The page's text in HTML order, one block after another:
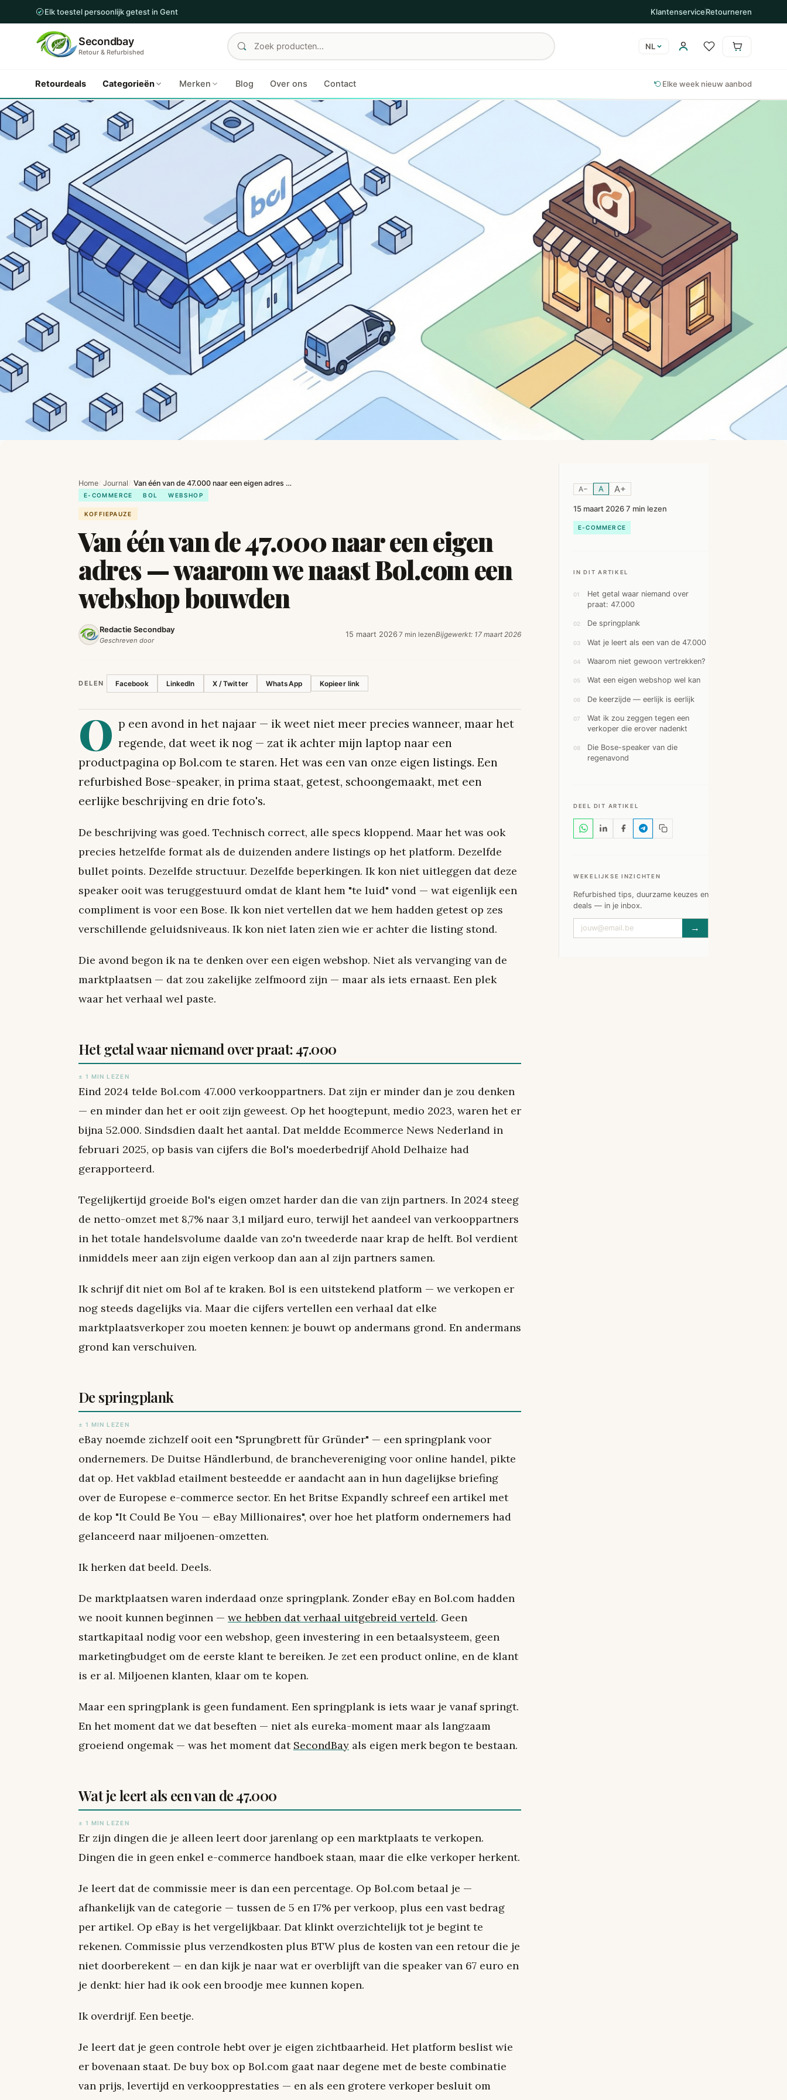
Elk toestel persoonlijk getest in Gent KlantenserviceRetourneren
Secondbay
Retour & Refurbished
NL
Winkelwagen is leeg
Retourdeals Categorieën Merken Blog Over ons Contact Elke week nieuw aanbod
Home Journal Van één van de 47.000 naar een eigen adres — waarom we naast Bol.com een webshop bouwden
E-COMMERCE BOL WEBSHOP
KOFFIEPAUZE
Van één van de 47.000 naar een eigen
adres — waarom we naast Bol.com een
webshop bouwden
Redactie Secondbay
Geschreven door
15 maart 2026 7 min lezenBijgewerkt: 17 maart 2026
DELEN Facebook LinkedIn X / Twitter WhatsApp Kopieer link
O p een avond in het najaar — ik weet niet meer precies wanneer, maar het
regende, dat weet ik nog — zat ik achter mijn laptop naar een
productpagina op Bol.com te staren. Het was een van onze eigen listings. Een
refurbished Bose-speaker, in prima staat, getest, schoongemaakt, met een
eerlijke beschrijving en drie foto's.
De beschrijving was goed. Technisch correct, alle specs kloppend. Maar het was ook
precies hetzelfde format als de duizenden andere listings op het platform. Dezelfde
bullet points. Dezelfde structuur. Dezelfde beperkingen. Ik kon niet uitleggen dat deze
speaker ooit was teruggestuurd omdat de klant hem "te luid" vond — wat eigenlijk een
compliment is voor een Bose. Ik kon niet vertellen dat we hem hadden getest op zes
verschillende geluidsniveaus. Ik kon niet laten zien wie er achter die listing stond.
Die avond begon ik na te denken over een eigen webshop. Niet als vervanging van de
marktplaatsen — dat zou zakelijke zelfmoord zijn — maar als iets ernaast. Een plek
waar het verhaal wel paste.
Het getal waar niemand over praat: 47.000
± 1 MIN LEZEN
Eind 2024 telde Bol.com 47.000 verkooppartners. Dat zijn er minder dan je zou denken
— en minder dan het er ooit zijn geweest. Op het hoogtepunt, medio 2023, waren het er
bijna 52.000. Sindsdien daalt het aantal. Dat meldde Ecommerce News Nederland in
februari 2025, op basis van cijfers die Bol's moederbedrijf Ahold Delhaize had
gerapporteerd.
Tegelijkertijd groeide Bol's eigen omzet harder dan die van zijn partners. In 2024 steeg
de netto-omzet met 8,7% naar 3,1 miljard euro, terwijl het aandeel van verkooppartners
in het totale handelsvolume daalde van zo'n tweederde naar krap de helft. Bol verdient
inmiddels meer aan zijn eigen verkoop dan aan al zijn partners samen.
Ik schrijf dit niet om Bol af te kraken. Bol is een uitstekend platform — we verkopen er
nog steeds dagelijks via. Maar die cijfers vertellen een verhaal dat elke
marktplaatsverkoper zou moeten kennen: je bouwt op andermans grond. En andermans
grond kan verschuiven.
De springplank
± 1 MIN LEZEN
eBay noemde zichzelf ooit een "Sprungbrett für Gründer" — een springplank voor
ondernemers. De Duitse Händlerbund, de branchevereniging voor online handel, pikte
dat op. Het vakblad etailment besteedde er aandacht aan in hun dagelijkse briefing
over de Europese e-commerce sector. En het Britse Expandly schreef een artikel met
de kop "It Could Be You — eBay Millionaires", over hoe het platform ondernemers had
gelanceerd naar miljoenen-omzetten.
Ik herken dat beeld. Deels.
De marktplaatsen waren inderdaad onze springplank. Zonder eBay en Bol.com hadden
we nooit kunnen beginnen — we hebben dat verhaal uitgebreid verteld. Geen
startkapitaal nodig voor een webshop, geen investering in een betaalsysteem, geen
marketingbudget om de eerste klant te bereiken. Je zet een product online, en de klant
is er al. Miljoenen klanten, klaar om te kopen.
Maar een springplank is geen fundament. Een springplank is iets waar je vanaf springt.
En het moment dat we dat beseften — niet als eureka-moment maar als langzaam
groeiend ongemak — was het moment dat SecondBay als eigen merk begon te bestaan.
Wat je leert als een van de 47.000
± 1 MIN LEZEN
Er zijn dingen die je alleen leert door jarenlang op een marktplaats te verkopen.
Dingen die in geen enkel e-commerce handboek staan, maar die elke verkoper herkent.
Je leert dat de commissie meer is dan een percentage. Op Bol.com betaal je —
afhankelijk van de categorie — tussen de 5 en 17% per verkoop, plus een vast bedrag
per artikel. Op eBay is het vergelijkbaar. Dat klinkt overzichtelijk tot je begint te
rekenen. Commissie plus verzendkosten plus BTW plus de kosten van een retour die je
niet doorberekent — en dan kijk je naar wat er overblijft van die speaker van 67 euro en
je denkt: hier had ik ook een broodje mee kunnen kopen.
Ik overdrijf. Een beetje.
Je leert dat je geen controle hebt over je eigen zichtbaarheid. Het platform beslist wie
er bovenaan staat. De buy box op Bol.com gaat naar degene met de beste combinatie
van prijs, levertijd en verkoopprestaties — en als een grotere verkoper besluit om
A− A A+
15 maart 20267 min lezen
E-COMMERCE
IN DIT ARTIKEL
Het getal waar niemand over
praat: 47.000
De springplank
Wat je leert als een van de 47.000
Waarom niet gewoon vertrekken?
Wat een eigen webshop wel kan
De keerzijde — eerlijk is eerlijk
Wat ik zou zeggen tegen een
verkoper die erover nadenkt
Die Bose-speaker van die
regenavond
DEEL DIT ARTIKEL
WEKELIJKSE INZICHTEN
Refurbished tips, duurzame keuzes en
deals — in je inbox.
→